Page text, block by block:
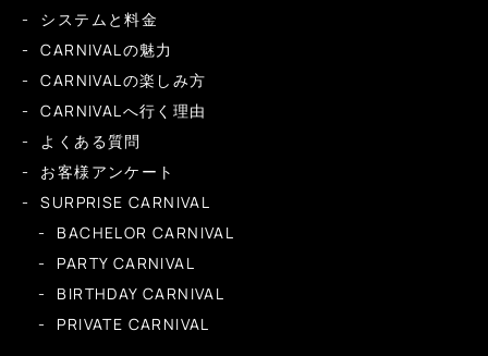
システムと料金
CARNIVALの魅力
CARNIVALの楽しみ方
CARNIVALへ行く理由
よくある質問
お客様アンケート
SURPRISE CARNIVAL
BACHELOR CARNIVAL
PARTY CARNIVAL
BIRTHDAY CARNIVAL
PRIVATE CARNIVAL